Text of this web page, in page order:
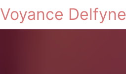
Voyance Delfyne